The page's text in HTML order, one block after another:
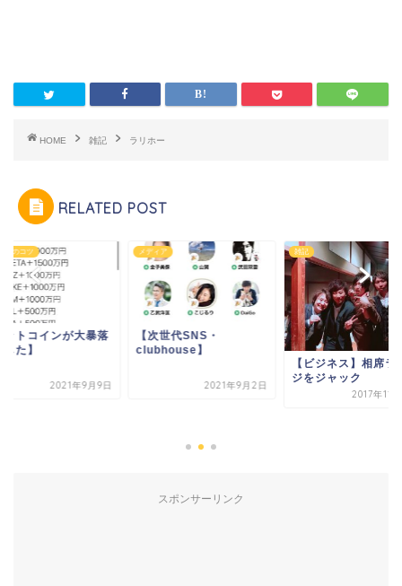
HOME 雑記 ラリホー
RELATED POST
スのコツ
ットコインが大暴落
た】
2021年9月9日
メディア
【次世代SNS・
clubhouse】
2021年9月2日
雑記
【ビジネス】相席ラ
ジをジャック
2017年11
スポンサーリンク